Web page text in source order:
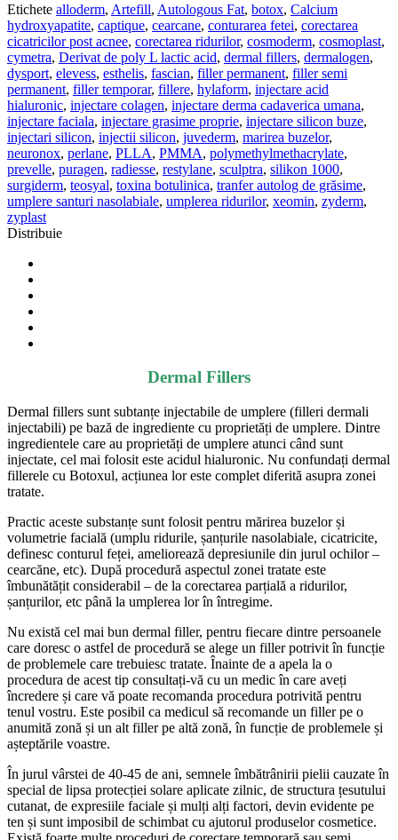
Etichete alloderm, Artefill, Autologous Fat, botox, Calcium
hydroxyapatite, captique, cearcane, conturarea fetei, corectarea
cicatricilor post acnee, corectarea ridurilor, cosmoderm, cosmoplast,
cymetra, Derivat de poly L lactic acid, dermal fillers, dermalogen,
dysport, elevess, esthelis, fascian, filler permanent, filler semi
permanent, filler temporar, fillere, hylaform, injectare acid
hialuronic, injectare colagen, injectare derma cadaverica umana,
injectare faciala, injectare grasime proprie, injectare silicon buze,
injectari silicon, injectii silicon, juvederm, marirea buzelor,
neuronox, perlane, PLLA, PMMA, polymethylmethacrylate,
prevelle, puragen, radiesse, restylane, sculptra, silikon 1000,
surgiderm, teosyal, toxina botulinica, tranfer autolog de grăsime,
umplere santuri nasolabiale, umplerea ridurilor, xeomin, zyderm,
zyplast
Distribuie
Dermal Fillers
Dermal fillers sunt subtanțe injectabile de umplere (filleri dermali
injectabili) pe bază de ingrediente cu proprietăți de umplere. Dintre
ingredientele care au proprietăți de umplere atunci când sunt
injectate, cel mai folosit este acidul hialuronic. Nu confundați dermal
fillerele cu Botoxul, acțiunea lor este complet diferită asupra zonei
tratate.
Practic aceste substanțe sunt folosit pentru mărirea buzelor și
volumetrie facială (umplu ridurile, șanțurile nasolabiale, cicatricite,
definesc conturul feței, ameliorează depresiunile din jurul ochilor –
cearcăne, etc). După procedură aspectul zonei tratate este
îmbunătățit considerabil – de la corectarea parțială a ridurilor,
șanțurilor, etc până la umplerea lor în întregime.
Nu există cel mai bun dermal filler, pentru fiecare dintre persoanele
care doresc o astfel de procedură se alege un filler potrivit în funcție
de problemele care trebuiesc tratate. Înainte de a apela la o
procedura de acest tip consultați-vă cu un medic în care aveți
încredere și care vă poate recomanda procedura potrivită pentru
tenul vostru. Este posibil ca medicul să recomande un filler pe o
anumită zonă și un alt filler pe altă zonă, în funcție de problemele și
așteptările voastre.
În jurul vârstei de 40-45 de ani, semnele îmbătrânirii pielii cauzate în
special de lipsa protecției solare aplicate zilnic, de structura țesutului
cutanat, de expresiile faciale și mulți alți factori, devin evidente pe
ten și sunt imposibil de schimbat cu ajutorul produselor cosmetice.